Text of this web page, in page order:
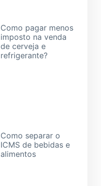
Como pagar menos
imposto na venda
de cerveja e
refrigerante?
Como separar o
ICMS de bebidas e
alimentos